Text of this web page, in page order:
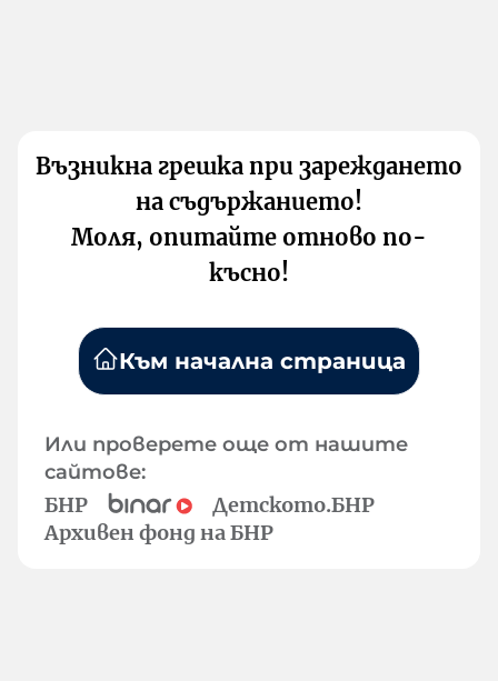
Възникна грешка при зареждането
на съдържанието!
Моля, опитайте отново по-
късно!
Към начална страница
Или проверете още от нашите
сайтове:
БНР
Детското.БНР
Архивен фонд на БНР